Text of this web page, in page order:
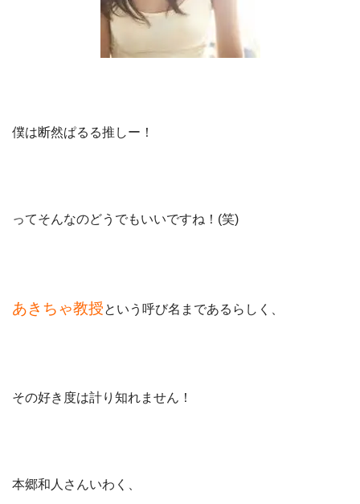
僕は断然ぱるる推しー！
ってそんなのどうでもいいですね！(笑)
あきちゃ教授という呼び名まであるらしく、
その好き度は計り知れません！
本郷和人さんいわく、